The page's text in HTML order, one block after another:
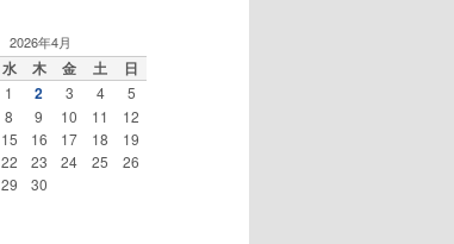
2026年4月
水 木 金 土 日
1 2 3 4
5
8 9 10 11
12
15 16 17 18
19
22 23 24 25 26
29 30